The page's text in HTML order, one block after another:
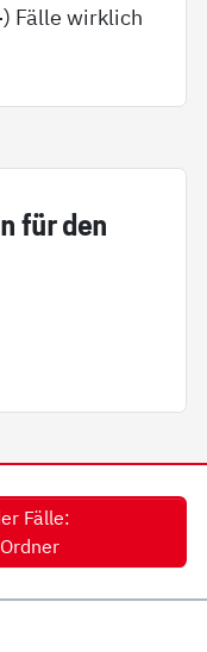
Fälle wirklich
für den
Fälle: